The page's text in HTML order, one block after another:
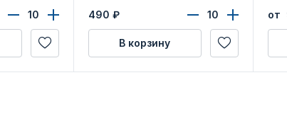
490 ₽
В корзину
от